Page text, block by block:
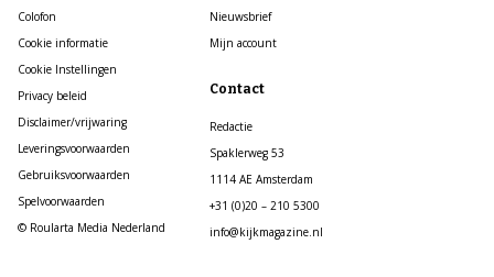
Colofon
Cookie informatie
Cookie Instellingen
Privacy beleid
Disclaimer/vrijwaring
Leveringsvoorwaarden
Gebruiksvoorwaarden
Spelvoorwaarden
© Roularta Media Nederland
Nieuwsbrief
Mijn account
Contact
Redactie
Spaklerweg 53
1114 AE Amsterdam
+31 (0)20 – 210 5300
info@kijkmagazine.nl